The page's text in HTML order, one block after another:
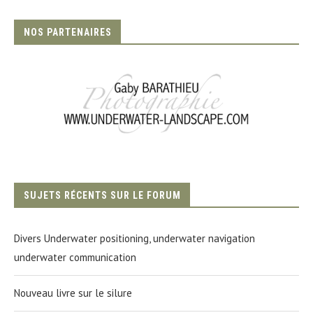
NOS PARTENAIRES
SUJETS RÉCENTS SUR LE FORUM
Divers Underwater positioning, underwater navigation
underwater communication
Nouveau livre sur le silure